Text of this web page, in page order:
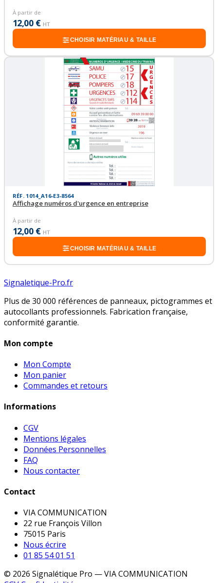
À partir de
12,00 € HT
CHOISIR MATÉRIAU & TAILLE
RÉF. 1014_A16-E3-8564
Affichage numéros d'urgence en entreprise
À partir de
12,00 € HT
CHOISIR MATÉRIAU & TAILLE
Signaletique-Pro.fr
Plus de 30 000 références de panneaux, pictogrammes et
autocollants professionnels. Fabrication française,
conformité garantie.
Mon compte
Mon Compte
Mon panier
Commandes et retours
Informations
CGV
Mentions légales
Données Personnelles
FAQ
Nous contacter
Contact
VIA COMMUNICATION
22 rue François Villon
75015 Paris
Nous écrire
01 85 54 01 51
© 2026 Signalétique Pro — VIA COMMUNICATION